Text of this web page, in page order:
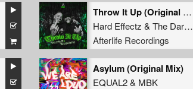
Throw It Up (Original Mix)
Hard Effectz & The Dark Horror
Afterlife Recordings
Asylum (Original Mix)
EQUAL2& MBK